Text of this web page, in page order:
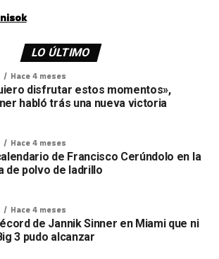
LO ÚLTIMO
Hace 4 meses
disfrutar estos momentos»,
habló trás una nueva victoria
Hace 4 meses
de Francisco Cerúndolo en la
de polvo de ladrillo
Hace 4 meses
de Jannik Sinner en Miami que ni
3 pudo alcanzar